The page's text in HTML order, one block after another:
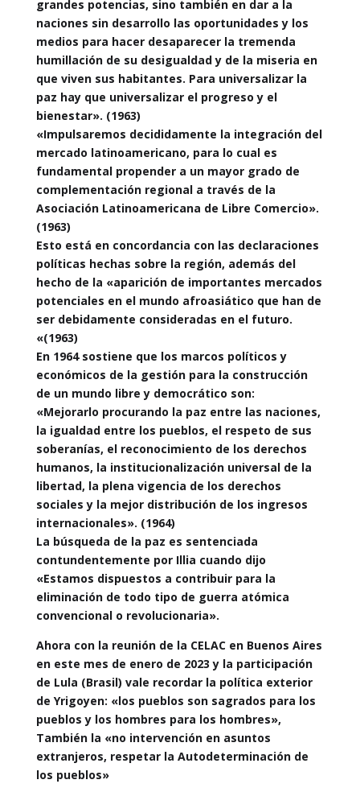
grandes potencias, sino también en dar a la
naciones sin desarrollo las oportunidades y los
medios para hacer desaparecer la tremenda
humillación de su desigualdad y de la miseria en
que viven sus habitantes. Para universalizar la
paz hay que universalizar el progreso y el
bienestar». (1963)
«Impulsaremos decididamente la integración del
mercado latinoamericano, para lo cual es
fundamental propender a un mayor grado de
complementación regional a través de la
Asociación Latinoamericana de Libre Comercio».
(1963)
Esto está en concordancia con las declaraciones
políticas hechas sobre la región, además del
hecho de la «aparición de importantes mercados
potenciales en el mundo afroasiático que han de
ser debidamente consideradas en el futuro.
«(1963)
En 1964 sostiene que los marcos políticos y
económicos de la gestión para la construcción
de un mundo libre y democrático son:
«Mejorarlo procurando la paz entre las naciones,
la igualdad entre los pueblos, el respeto de sus
soberanías, el reconocimiento de los derechos
humanos, la institucionalización universal de la
libertad, la plena vigencia de los derechos
sociales y la mejor distribución de los ingresos
internacionales». (1964)
La búsqueda de la paz es sentenciada
contundentemente por Illia cuando dijo
«Estamos dispuestos a contribuir para la
eliminación de todo tipo de guerra atómica
convencional o revolucionaria».
Ahora con la reunión de la CELAC en Buenos Aires
en este mes de enero de 2023 y la participación
de Lula (Brasil) vale recordar la política exterior
de Yrigoyen: «los pueblos son sagrados para los
pueblos y los hombres para los hombres»,
También la «no intervención en asuntos
extranjeros, respetar la Autodeterminación de
los pueblos»